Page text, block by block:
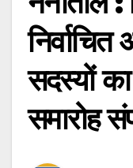
निर्वाचित
सदस्यों
समारोह